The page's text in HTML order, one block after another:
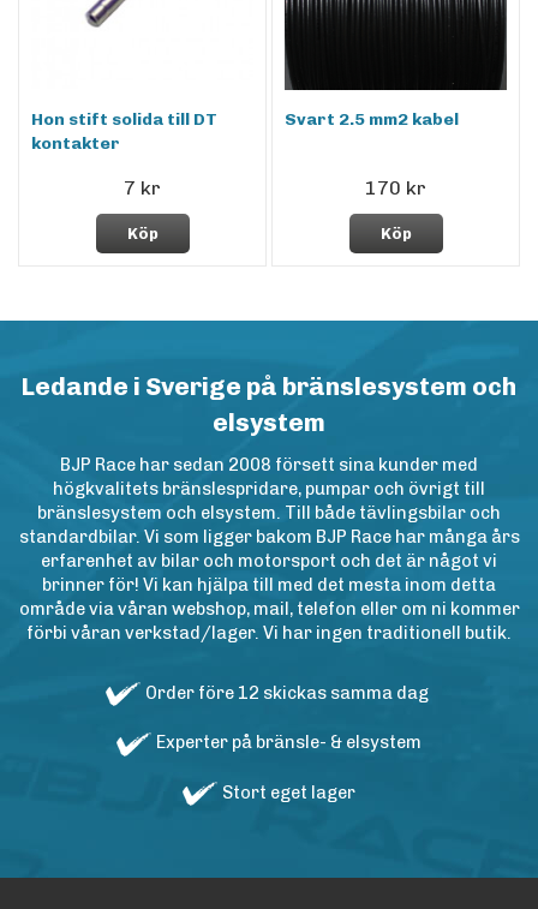
Hon stift solida till DT
kontakter
7 kr
Köp
Svart 2.5 mm2 kabel
170 kr
Köp
Ledande i Sverige på bränslesystem och
elsystem
BJP Race har sedan 2008 försett sina kunder med
högkvalitets bränslespridare, pumpar och övrigt till
bränslesystem och elsystem. Till både tävlingsbilar och
standardbilar. Vi som ligger bakom BJP Race har många års
erfarenhet av bilar och motorsport och det är något vi
brinner för! Vi kan hjälpa till med det mesta inom detta
område via våran webshop, mail, telefon eller om ni kommer
förbi våran verkstad/lager. Vi har ingen traditionell butik.
Order före 12 skickas samma dag
Experter på bränsle- & elsystem
Stort eget lager